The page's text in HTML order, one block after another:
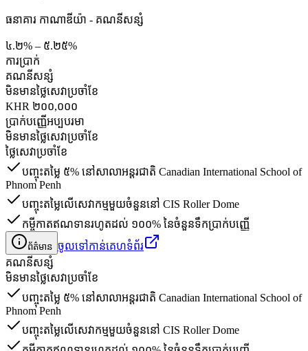
ធនាគារ កាណាឌីយ៉ា - គណនី​សន្សំ
៤.២% – ៥.២៥%
ការប្រាក់
គណនី​សន្សំ
មិនមានថ្លៃសេវាប្រចាំខែ
KHR ២០០,០០០
ប្រាក់បញ្ញើអប្បបរមា
មិនមានថ្លៃសេវាប្រចាំខែ
ថ្លៃសេវាប្រចាំខែ
បញ្ចុះតម្លៃ ៥% នៅសាលាអន្តរជាតិ Canadian International School of
Phnom Penh
បញ្ចុះតម្លៃលើសេវាកម្មមួយចំនួននៅ CIS Roller Dome
កម្ចីកាតឥណទានរហូតដល់ ១០០% នៃចំនួនទឹកប្រាក់បញ្ញើ
ព័ត៌មាន ចូលទៅកាន់គេហទំព័រ
គណនី​សន្សំ
មិនមានថ្លៃសេវាប្រចាំខែ
បញ្ចុះតម្លៃ ៥% នៅសាលាអន្តរជាតិ Canadian International School of
Phnom Penh
បញ្ចុះតម្លៃលើសេវាកម្មមួយចំនួននៅ CIS Roller Dome